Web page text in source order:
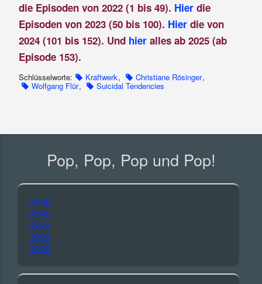
die Episoden von 2022 (1 bis 49). Hierdie
Episoden von 2023 (50 bis 100). Hier die von
2024 (101 bis 152). Und hier alles ab 2025 (ab
Episode 153).
Schlüsselworte: Kraftwerk, Christiane Rösinger,
Wolfgang Flür, Suicidal Tendencies
Pop, Pop, Pop und Pop!
2026
2025
2024
2023
2022